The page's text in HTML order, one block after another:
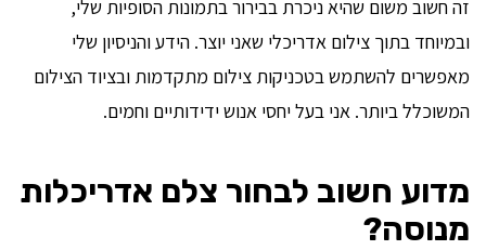
זה חשוב משום שהיא ניכרת בבירור בתמונות הסופיות שלי,
ובמיוחד בתוך צילום אדריכלי שאני יוצר. הידע והניסיון שלי
מאפשרים להשתמש בטכניקות צילום מתקדמות ובציוד הצילום
המשוכלל ביותר. אני בעל יחסי אנוש ידידותיים וחמים.
מדוע חשוב לבחור צלם אדריכלות
מנוסה?